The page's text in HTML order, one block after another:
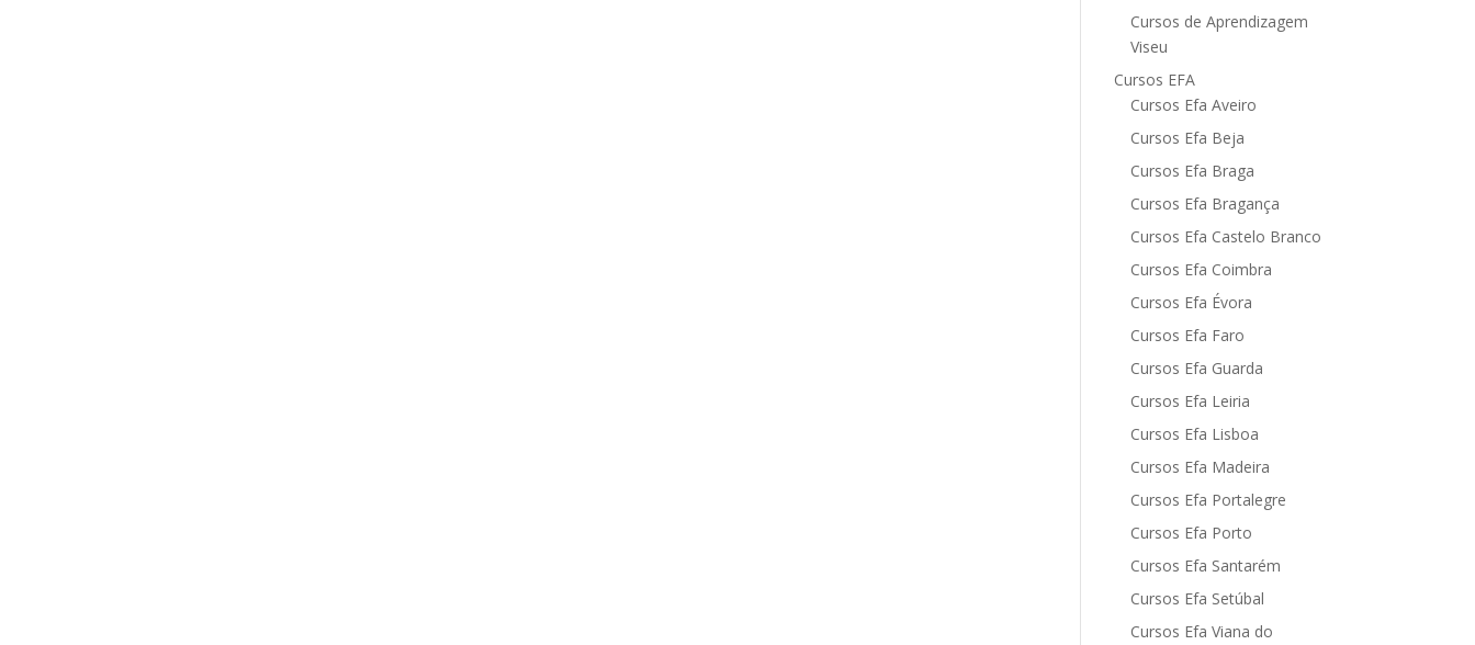
Cursos de Aprendizagem
Viseu
Cursos EFA
Cursos Efa Aveiro
Cursos Efa Beja
Cursos Efa Braga
Cursos Efa Bragança
Cursos Efa Castelo Branco
Cursos Efa Coimbra
Cursos Efa Évora
Cursos Efa Faro
Cursos Efa Guarda
Cursos Efa Leiria
Cursos Efa Lisboa
Cursos Efa Madeira
Cursos Efa Portalegre
Cursos Efa Porto
Cursos Efa Santarém
Cursos Efa Setúbal
Cursos Efa Viana do